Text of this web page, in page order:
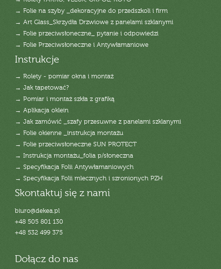
→ Folie na szyby _dekoracyjne do przedszkoli i firm
→ Art Glass_Skrzydła Drzwiowe z panelami szklanymi
→ Folie przeciwsłoneczne_ pytanie i odpowiedzi
→ Folie Przeciwsłoneczne i Antywłamaniowe
Instrukcje
→ Rolety - pomiar okna i montaż
→ Jak tapetować?
→ Pomiar i montaż szkła z grafiką
→ Aplikacja oklein
→ Jak zamówić _szafy przesuwne z panelami szklanymi
→ Folie okienne _instrukcja montażu
→ Folie przeciwsłoneczne SUN PROTECT
→ Instrukcja montażu_folia p/słoneczna
→ Specyfikacja Folii Antywłamaniowych
→ Specyfikacja Folii mlecznych i szronionych PZH
Skontaktuj się z nami
biuro@dekea.pl
+48 505 801 130
+48 532 499 375
Dołącz do nas